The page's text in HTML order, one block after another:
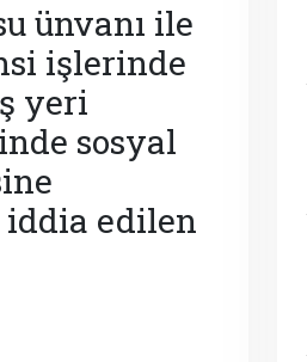
ünvanı ile
işlerinde
yeri
sosyal
iddia edilen